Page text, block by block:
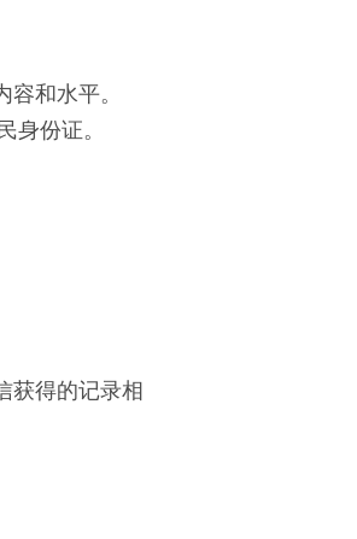
和水平。
份证。
获得的记录相